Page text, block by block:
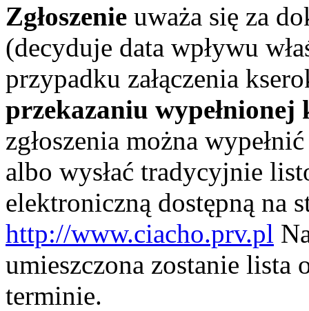
Zgłoszenie uważa się za
(decyduje data wpływu
przypadku załączenia
przekazaniu wypełnionej
zgłoszenia można
albo wysłać tradycyjnie
elektroniczną dostępną na
http://www.ciacho.prv.pl
umieszczona zostanie lista
terminie.